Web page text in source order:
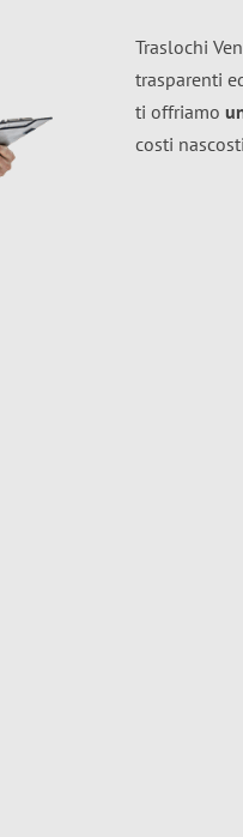
Traslochi
trasparenti
ti offriamo
costi